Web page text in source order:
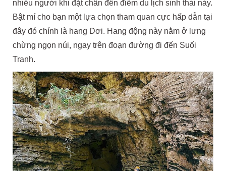
nhiều người khi đặt chân đến điểm du lịch sinh thái này.
Bật mí cho bạn một lựa chọn tham quan cực hấp dẫn tại
đây đó chính là hang Dơi. Hang động này nằm ở lưng
chừng ngọn núi, ngay trên đoạn đường đi đến Suối
Tranh.